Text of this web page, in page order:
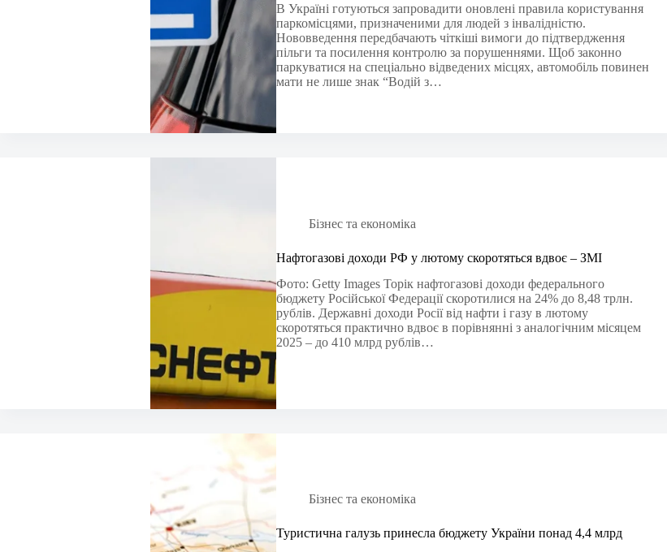
В Україні готуються запровадити оновлені правила користування
паркомісцями, призначеними для людей з інвалідністю.
Нововведення передбачають чіткіші вимоги до підтвердження
пільги та посилення контролю за порушеннями. Щоб законно
паркуватися на спеціально відведених місцях, автомобіль повинен
мати не лише знак “Водій з…
Бізнес та економіка
Нафтогазові доходи РФ у лютому скоротяться вдвоє – ЗМІ
Фото: Getty Images Торік нафтогазові доходи федерального
бюджету Російської Федерації скоротилися на 24% до 8,48 трлн.
рублів. Державні доходи Росії від нафти і газу в лютому
скоротяться практично вдвоє в порівнянні з аналогічним місяцем
2025 – до 410 млрд рублів…
Бізнес та економіка
Туристична галузь принесла бюджету України понад 4,4 млрд